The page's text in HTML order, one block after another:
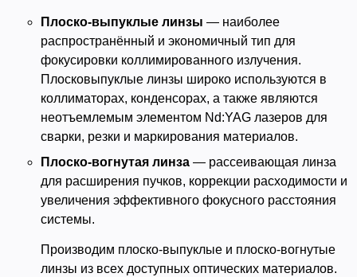
Плоско-выпуклые линзы — наиболее
распространённый и экономичный тип для
фокусировки коллимированного излучения.
Плосковыпуклые линзы широко используются в
коллиматорах, конденсорах, а также являются
неотъемлемым элементом Nd:YAG лазеров для
сварки, резки и маркирования материалов.
Плоско-вогнутая линза — рассеивающая линза
для расширения пучков, коррекции расходимости и
увеличения эффективного фокусного расстояния
системы.
Производим плоско-выпуклые и плоско-вогнутые
линзы из всех доступных оптических материалов.